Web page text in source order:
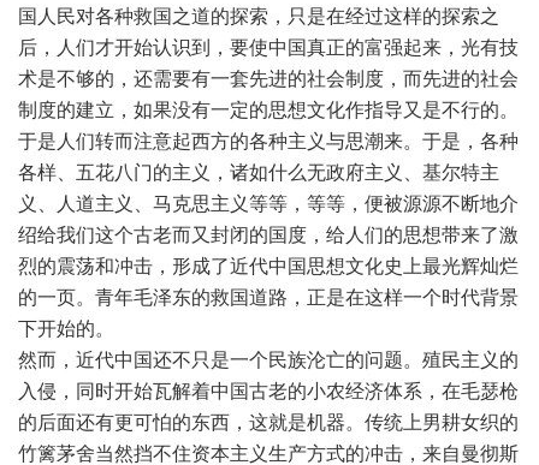
国人民对各种救国之道的探索，只是在经过这样的探索之
后，人们才开始认识到，要使中国真正的富强起来，光有技
术是不够的，还需要有一套先进的社会制度，而先进的社会
制度的建立，如果没有一定的思想文化作指导又是不行的。
于是人们转而注意起西方的各种主义与思潮来。于是，各种
各样、五花八门的主义，诸如什么无政府主义、基尔特主
义、人道主义、马克思主义等等，等等，便被源源不断地介
绍给我们这个古老而又封闭的国度，给人们的思想带来了激
烈的震荡和冲击，形成了近代中国思想文化史上最光辉灿烂
的一页。青年毛泽东的救国道路，正是在这样一个时代背景
下开始的。
然而，近代中国还不只是一个民族沦亡的问题。殖民主义的
入侵，同时开始瓦解着中国古老的小农经济体系，在毛瑟枪
的后面还有更可怕的东西，这就是机器。传统上男耕女织的
竹篱茅舍当然挡不住资本主义生产方式的冲击，来自曼彻斯